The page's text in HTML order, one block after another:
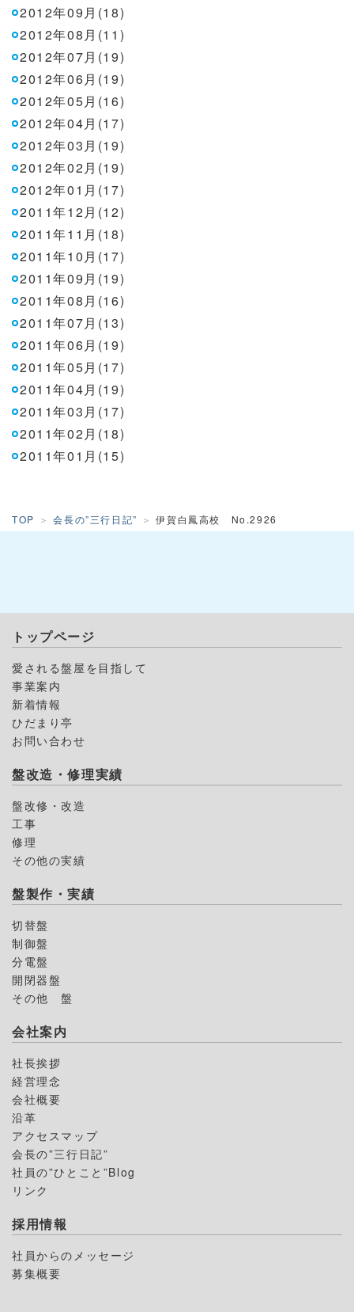
2012年09月(18)
2012年08月(11)
2012年07月(19)
2012年06月(19)
2012年05月(16)
2012年04月(17)
2012年03月(19)
2012年02月(19)
2012年01月(17)
2011年12月(12)
2011年11月(18)
2011年10月(17)
2011年09月(19)
2011年08月(16)
2011年07月(13)
2011年06月(19)
2011年05月(17)
2011年04月(19)
2011年03月(17)
2011年02月(18)
2011年01月(15)
TOP 会長の”三行日記” 伊賀白鳳高校 No.2926
トップページ
愛される盤屋を目指して
事業案内
新着情報
ひだまり亭
お問い合わせ
盤改造・修理実績
盤改修・改造
工事
修理
その他の実績
盤製作・実績
切替盤
制御盤
分電盤
開閉器盤
その他 盤
会社案内
社長挨拶
経営理念
会社概要
沿革
アクセスマップ
会長の”三行日記”
社員の”ひとこと”Blog
リンク
採用情報
社員からのメッセージ
募集概要